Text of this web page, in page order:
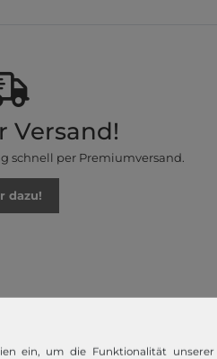
Versand!
schnell per Premiumversand.
dazu!
Zahlungsarten
ein, um die Funktionalität unserer